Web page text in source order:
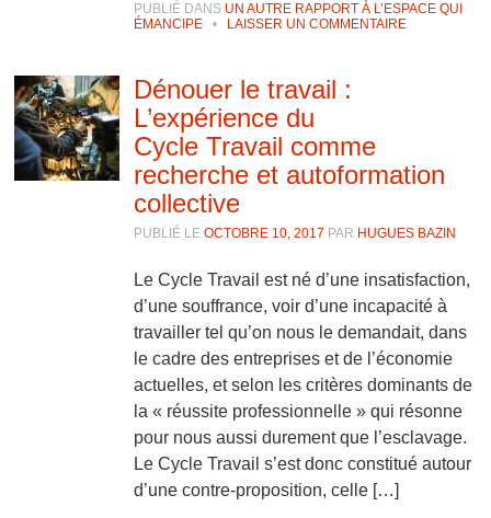
PUBLIÉ DANS UN AUTRE RAPPORT À L’ESPACE QUI
ÉMANCIPE
• LAISSER UN COMMENTAIRE
Dénouer le travail :
L’expérience du
Cycle Travail comme
recherche et autoformation
collective
PUBLIÉ LE OCTOBRE 10, 2017 PAR HUGUES BAZIN
Le Cycle Travail est né d’une insatisfaction,
d’une souffrance, voir d’une incapacité à
travailler tel qu’on nous le demandait, dans
le cadre des entreprises et de l’économie
actuelles, et selon les critères dominants de
la « réussite professionnelle » qui résonne
pour nous aussi durement que l’esclavage.
Le Cycle Travail s’est donc constitué autour
d’une contre-proposition, celle […]